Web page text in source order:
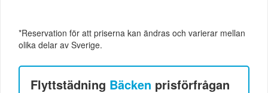
*Reservation för att priserna kan ändras och varierar mellan
olika delar av Sverige.
Flyttstädning Bäcken prisförfrågan